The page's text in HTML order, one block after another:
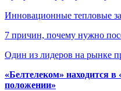
Инновационные тепловые
7 причин, почему нужно
Один из лидеров на рынке
«Белтелеком» находится
положении»